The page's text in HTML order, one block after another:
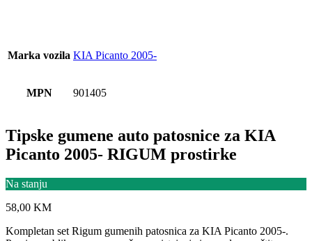
Marka vozila KIA Picanto 2005-
MPN 901405
Tipske gumene auto patosnice za KIA
Picanto 2005- RIGUM prostirke
Na stanju
58,00 KM
Kompletan set Rigum gumenih patosnica za KIA Picanto 2005-.